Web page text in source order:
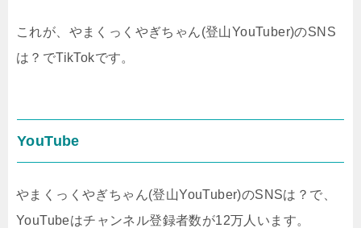
これが、やまくっくやぎちゃん(登山YouTuber)のSNS
は？でTikTokです。
YouTube
やまくっくやぎちゃん(登山YouTuber)のSNSは？で、
YouTubeはチャンネル登録者数が12万人います。